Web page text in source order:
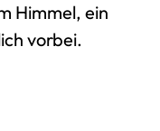
Himmel, ein
vorbei.